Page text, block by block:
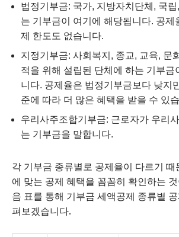
법정기부금: 국가, 지방자치단체, 국
는 기부금이 여기에 해당됩니다. 공제
제 한도도 없습니다.
지정기부금: 사회복지, 종교, 교육, 문
적을 위해 설립된 단체에 하는 기부금
니다. 공제율은 법정기부금보다 낮지
준에 따라 더 많은 혜택을 받을 수 있
우리사주조합기부금: 근로자가 우리
는 기부금을 말합니다.
각 기부금 종류별로 공제율이 다르기
에 맞는 공제 혜택을 꼼꼼히 확인하는
음 표를 통해 기부금 세액공제 종류별
펴보겠습니다.